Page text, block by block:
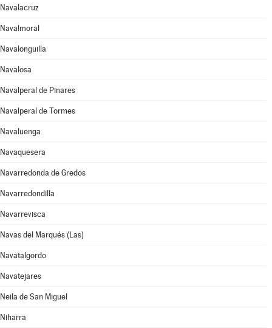
Navalacruz
Navalmoral
Navalonguilla
Navalosa
Navalperal de Pinares
Navalperal de Tormes
Navaluenga
Navaquesera
Navarredonda de Gredos
Navarredondilla
Navarrevisca
Navas del Marqués (Las)
Navatalgordo
Navatejares
Neila de San Miguel
Niharra